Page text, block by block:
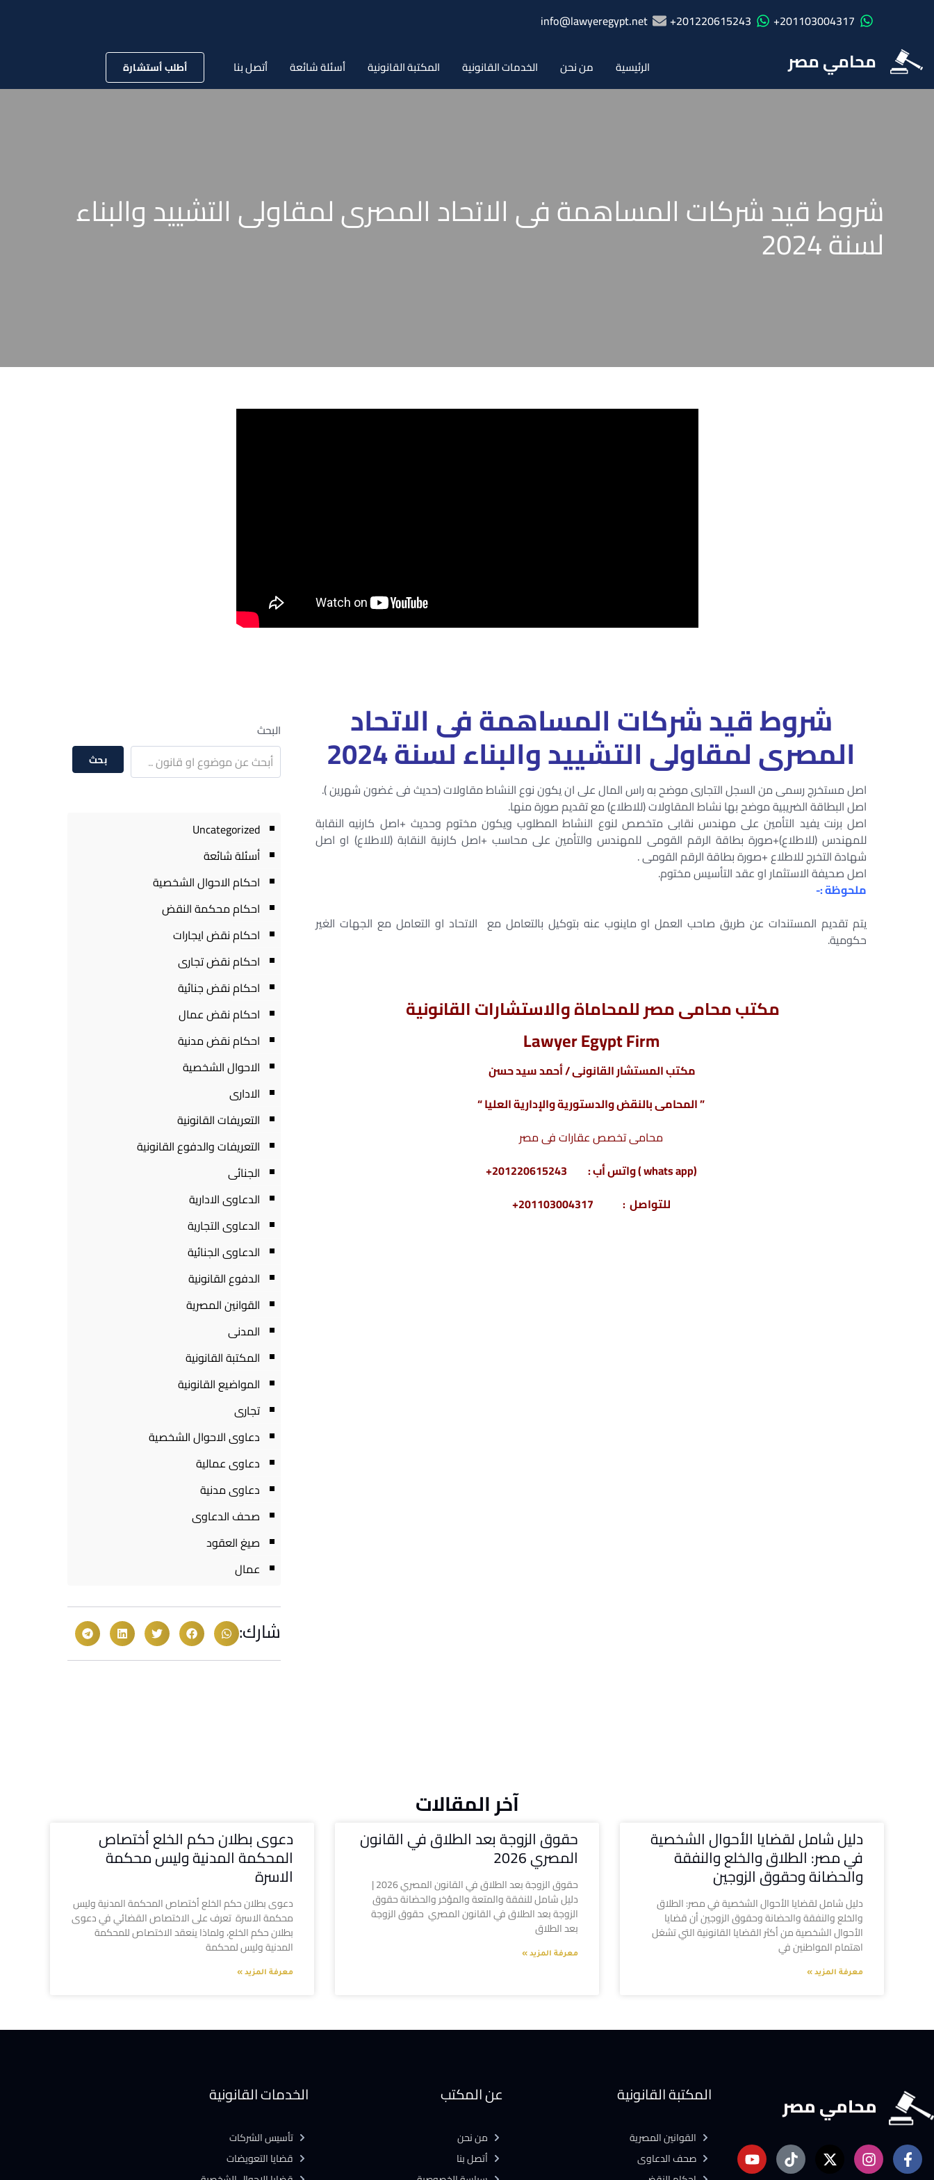
201103004317+
201220615243+
info@lawyeregypt.net
محامي مصر الرئيسية من نحن الخدمات القانونية المكتبة القانونية أسئلة شائعة أتصل بنا أطلب أستشارة
شروط قيد شركات المساهمة فى الاتحاد المصرى لمقاولى التشييد والبناء
لسنة 2024
شروط قيد شركات المساهمة فى الاتحاد
المصرى لمقاولى التشييد والبناء لسنة 2024
اصل مستخرج رسمى من السجل التجارى موضح به راس المال على ان يكون نوع النشاط مقاولات (حديث فى غضون شهرين ).
اصل البطاقة الضريبية موضح بها نشاط المقاولات (للاطلاع) مع تقديم صورة منها.
اصل برنت يفيد التأمين على مهندس نقابى متخصص لنوع النشاط المطلوب ويكون مختوم وحديث +اصل كارنيه النقابة
للمهندس (للاطلاع)+صورة بطاقة الرقم القومى للمهندس والتأمين على محاسب +اصل كارنية النقابة (للاطلاع) او اصل
شهادة التخرج للاطلاع +صورة بطاقة الرقم القومى .
اصل صحيفة الاستثمار او عقد التأسيس مختوم.
ملحوظة :-
يتم تقديم المستندات عن طريق صاحب العمل او ماينوب عنه بتوكيل بالتعامل مع الاتحاد او التعامل مع الجهات الغير
حكومية.
مكتب محامى مصر للمحاماة والاستشارات القانونية
Lawyer Egypt Firm
مكتب المستشار القانونى / أحمد سيد حسن
” المحامى بالنقض والدستورية والإدارية العليا “
محامى تخصص عقارات فى مصر
(whats app ) واتس أب : 201220615243+
للتواصل : 201103004317+
البحث
بحث
Uncategorized
أسئلة شائعة
احكام الاحوال الشخصية
احكام محكمة النقض
احكام نقض ايجارات
احكام نقض تجارى
احكام نقض جنائية
احكام نقض عمال
احكام نقض مدنية
الاحوال الشخصية
الادارى
التعريفات القانونية
التعريفات والدفوع القانونية
الجنائى
الدعاوى الادارية
الدعاوى التجارية
الدعاوى الجنائية
الدفوع القانونية
القوانين المصرية
المدنى
المكتبة القانونية
المواضيع القانونية
تجارى
دعاوى الاحوال الشخصية
دعاوى عمالية
دعاوى مدنية
صحف الدعاوى
صيغ العقود
عمال
شارك:
آخر المقالات
دليل شامل لقضايا الأحوال الشخصية
في مصر: الطلاق والخلع والنفقة
والحضانة وحقوق الزوجين
دليل شامل لقضايا الأحوال الشخصية في مصر: الطلاق
والخلع والنفقة والحضانة وحقوق الزوجين أن قضايا
الأحوال الشخصية من أكثر القضايا القانونية التي تشغل
اهتمام المواطنين في
معرفة المزيد »
حقوق الزوجة بعد الطلاق في القانون
المصري 2026
حقوق الزوجة بعد الطلاق في القانون المصري 2026 |
دليل شامل للنفقة والمتعة والمؤخر والحضانة حقوق
الزوجة بعد الطلاق في القانون المصري حقوق الزوجة
بعد الطلاق
معرفة المزيد »
دعوى بطلان حكم الخلع أختصاص
المحكمة المدنية وليس محكمة
الاسرة
دعوى بطلان حكم الخلع أختصاص المحكمة المدنية وليس
محكمة الاسرة تعرف على الاختصاص القضائي في دعوى
بطلان حكم الخلع، ولماذا ينعقد الاختصاص للمحكمة
المدنية وليس لمحكمة
معرفة المزيد »
محامي مصر المكتبة القانونية
القوانين المصرية
صحف الدعاوى
عن المكتب
من نحن
أتصل بنا
الخدمات القانونية
تأسيس الشركات
قضايا التعويضات